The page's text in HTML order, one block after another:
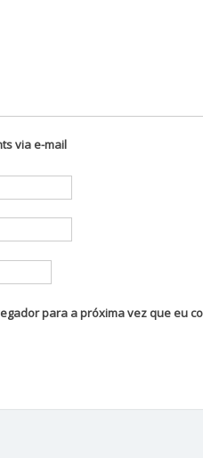
via e-mail
para a próxima vez que eu